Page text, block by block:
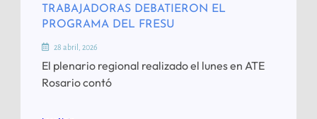
TRABAJADORAS DEBATIERON EL
PROGRAMA DEL FRESU
28 abril, 2026
El plenario regional realizado el lunes en ATE
Rosario contó